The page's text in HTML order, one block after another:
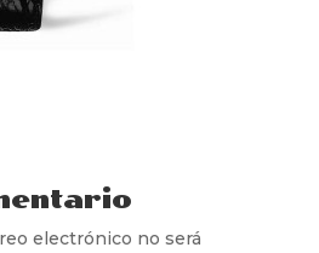
electrónico no será